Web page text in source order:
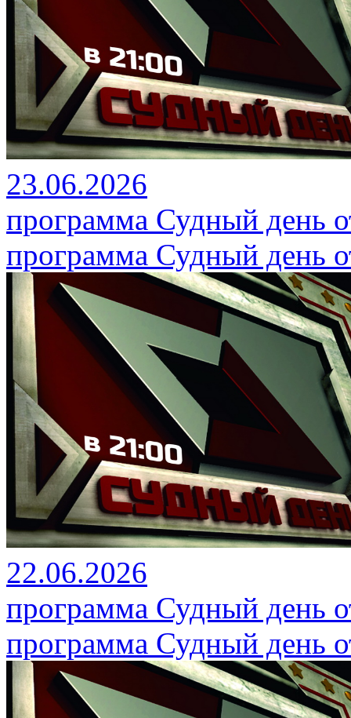
23.06.2026
программа Судный день
программа Судный день
22.06.2026
программа Судный день
программа Судный день